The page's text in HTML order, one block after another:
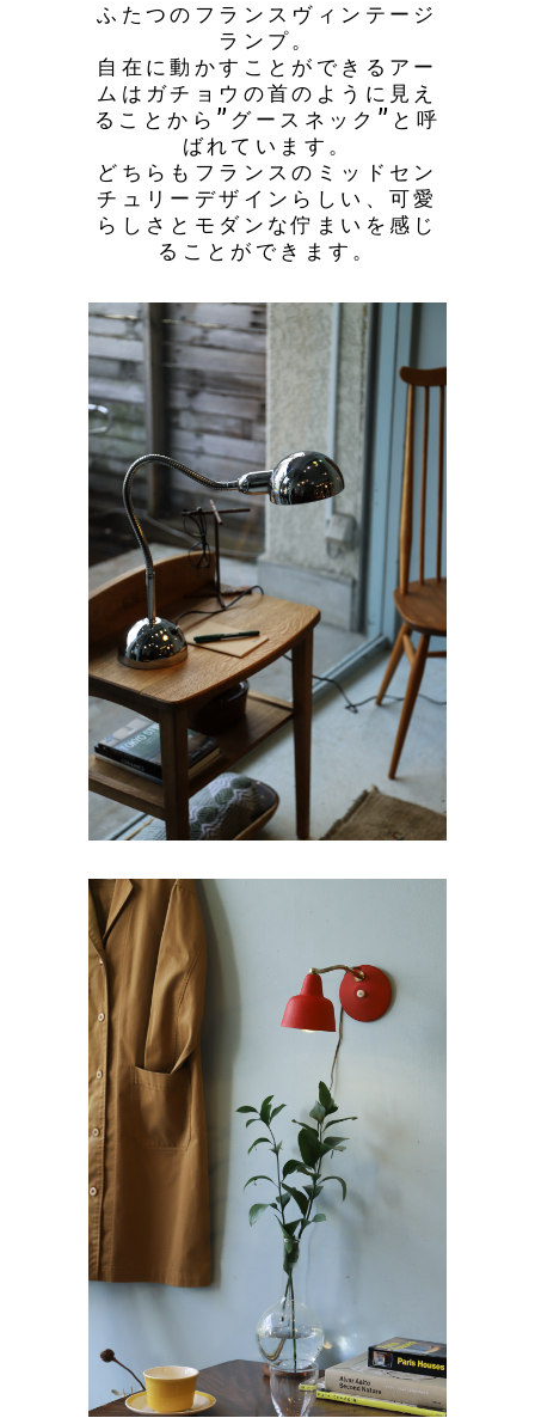
ふたつのフランスヴィンテージ
ランプ。
自在に動かすことができるアー
ムはガチョウの首のように見え
ることから”グースネック”と呼
ばれています。
どちらもフランスのミッドセン
チュリーデザインらしい、可愛
らしさとモダンな佇まいを感じ
ることができます。